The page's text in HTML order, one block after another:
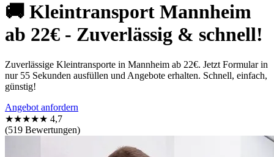
🚚 Kleintransport Mannheim
ab 22€ - Zuverlässig & schnell!
Zuverlässige Kleintransporte in Mannheim ab 22€. Jetzt Formular in
nur 55 Sekunden ausfüllen und Angebote erhalten. Schnell, einfach,
günstig!
Angebot anfordern
★★★★★ 4,7
(519 Bewertungen)